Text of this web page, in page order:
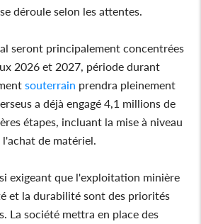
se déroule selon les attentes.
seront principalement concentrées
2026 et 2027, période durant
souterrain prendra pleinement
a déjà engagé 4,1 millions de
étapes, incluant la mise à niveau
de matériel.
exigeant que l'exploitation minière
et la durabilité sont des priorités
La société mettra en place des